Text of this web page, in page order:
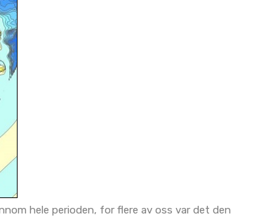
hele perioden, for flere av oss var det den